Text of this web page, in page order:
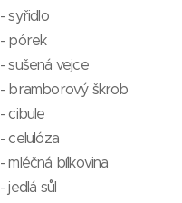
- syřidlo
- pórek
- sušená vejce
- bramborový škrob
- cibule
- celulóza
- mléčná bílkovina
- jedlá sůl